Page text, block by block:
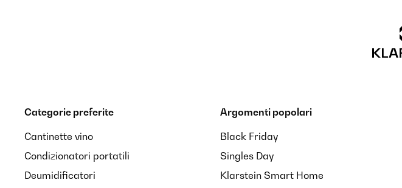
Categorie preferite
Cantinette vino
Condizionatori portatili
Deumidificatori
Argomenti popolari
Black Friday
Singles Day
Klarstein Smart Home